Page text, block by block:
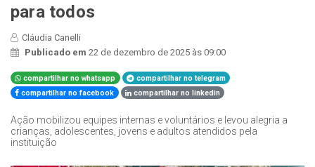
para todos
Cláudia Canelli
Publicado em 22 de dezembro de 2025 às 09:00
compartilhar no whatsapp
compartilhar no telegram
compartilhar no facebook
compartilhar no linkedin
Ação mobilizou equipes internas e voluntários e levou alegria a
crianças, adolescentes, jovens e adultos atendidos pela
instituição